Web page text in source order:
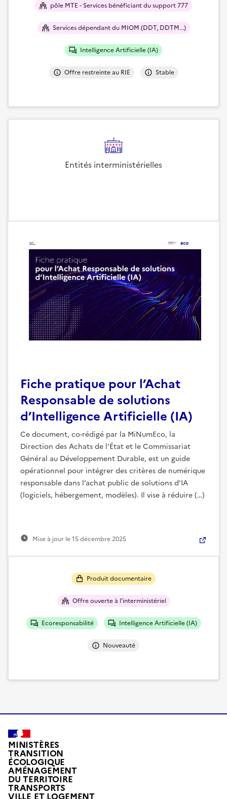
pôle MTE - Services bénéficiant du support 777
Services dépendant du MIOM (DDT, DDTM...)
Intelligence Artificielle (IA)
Offre restreinte au RIE Stable
Entités interministérielles
Fiche pratique pour l’Achat
Responsable de solutions
d’Intelligence Artificielle (IA)
Ce document, co-rédigé par la MiNumEco, la
Direction des Achats de l’État et le Commissariat
Général au Développement Durable, est un guide
opérationnel pour intégrer des critères de numérique
responsable dans l’achat public de solutions d’IA
(logiciels, hébergement, modèles). Il vise à réduire (…)
Mise à jour le15 décembre 2025
Produit documentaire
Offre ouverte à l’interministériel
Ecoresponsabilité Intelligence Artificielle (IA)
Nouveauté
MINISTÈRES
TRANSITION
ÉCOLOGIQUE
AMÉNAGEMENT
DU TERRITOIRE
TRANSPORTS